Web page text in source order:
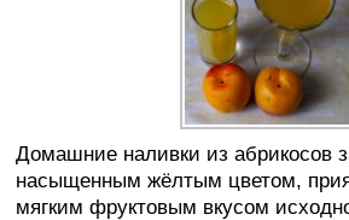
Домашние наливки из абрикосов
насыщенным жёлтым цветом,
мягким фруктовым вкусом